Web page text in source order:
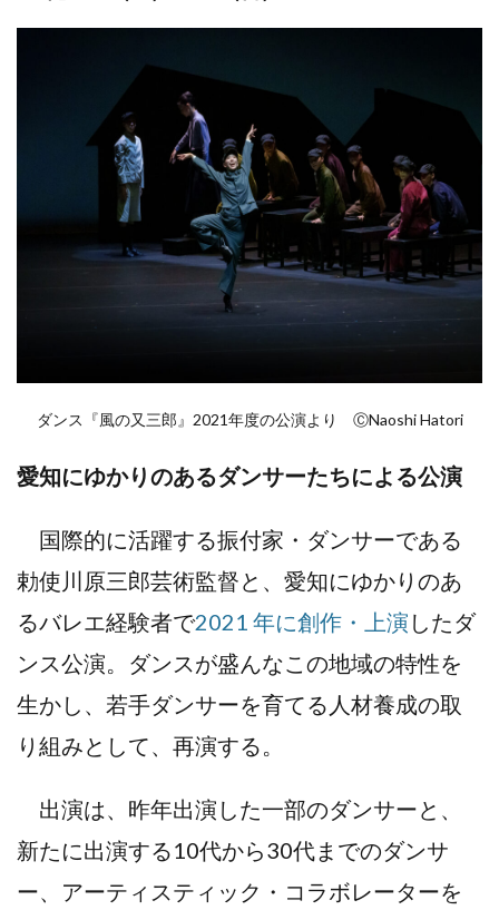
ダンス『風の又三郎』2021年度の公演より ⒸNaoshi Hatori
愛知にゆかりのあるダンサーたちによる公演
国際的に活躍する振付家・ダンサーである
勅使川原三郎芸術監督と、愛知にゆかりのあ
るバレエ経験者で2021 年に創作・上演 したダ
ンス公演。ダンスが盛んなこの地域の特性を
生かし、若手ダンサーを育てる人材養成の取
り組みとして、再演する。
出演は、昨年出演した一部のダンサーと、
新たに出演する10代から30代までのダンサ
ー、アーティスティック・コラボレーターを